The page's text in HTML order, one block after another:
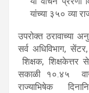
यांच्या ३५० व्या
उपरोक्त ठरावाच्या
सर्व अधिविभाग,
शिक्षक, शिक्षकेत्तर
सकाळी १०.४५
राज्याभिषेक